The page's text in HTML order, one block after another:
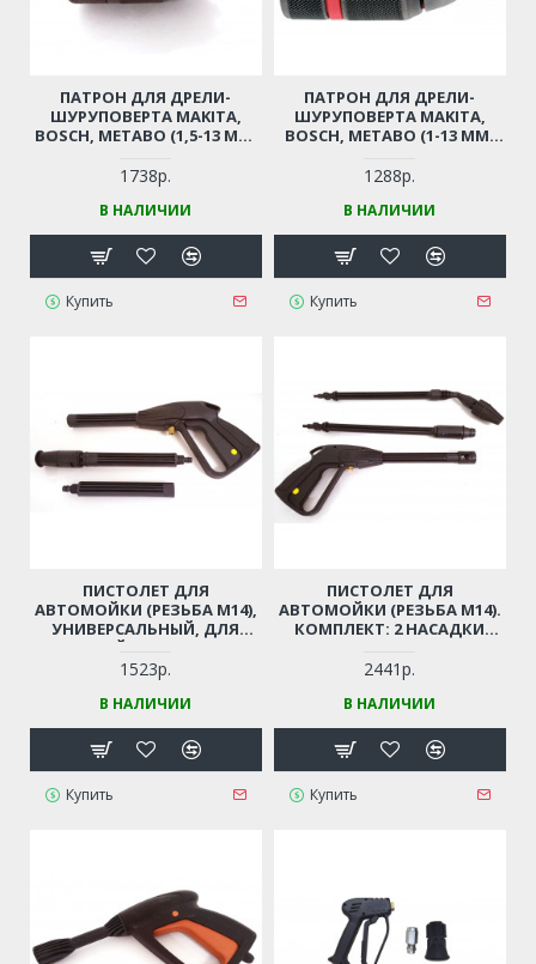
ПАТРОН ДЛЯ ДРЕЛИ-
ШУРУПОВЕРТА MAKITA,
BOSCH, METABO (1,5-13 ММ,
ПРОФЕССИОНАЛЬНЫЙ
БЫСТРОЗАЖИМНОЙ С
ТРЕЩЕТКОЙ
1738р.
В НАЛИЧИИ
Купить
ПАТРОН ДЛЯ ДРЕЛИ-
ШУРУПОВЕРТА MAKITA,
BOSCH, METABO (1-13 ММ,
ПРОФЕССИОНАЛЬНЫЙ
БЫСТРОЗАЖИМНОЙ С
ТРЕЩЕТКОЙ
1288р.
В НАЛИЧИИ
Купить
ПИСТОЛЕТ ДЛЯ
АВТОМОЙКИ (РЕЗЬБА М14),
УНИВЕРСАЛЬНЫЙ, ДЛЯ
КИТАЙСКИХ МОЕК
1523р.
В НАЛИЧИИ
Купить
ПИСТОЛЕТ ДЛЯ
АВТОМОЙКИ (РЕЗЬБА М14).
КОМПЛЕКТ: 2 НАСАДКИ
М14)
2441р.
В НАЛИЧИИ
Купить